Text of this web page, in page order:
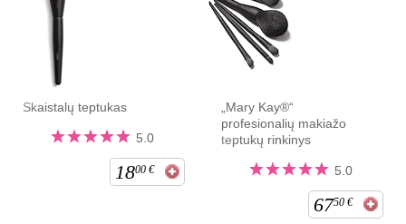
Skaistalų teptukas
5.0
1800 €
„Mary Kay®“
profesionalių makiažo
teptukų rinkinys
5.0
6750 €